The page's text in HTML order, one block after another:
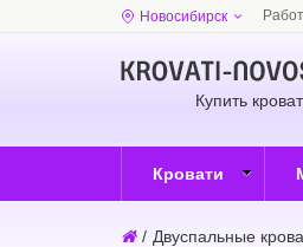
Новосибирск
Купить
Кровати
/ Двуспальные